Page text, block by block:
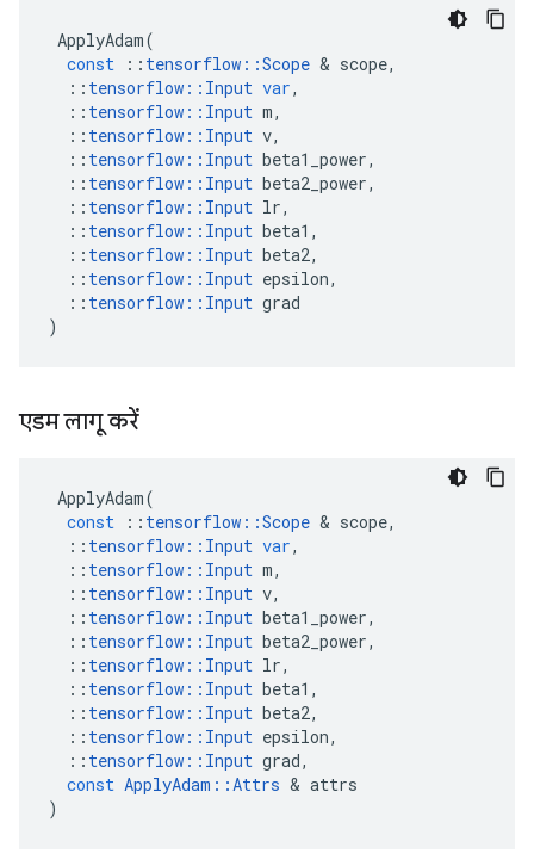
ApplyAdam(
const
:: tensorflow ::Scope & scope,
:: tensorflow :: Input var,
:: tensorflow :: Input m,
:: tensorflow :: Input v,
:: tensorflow :: Input beta1_power,
:: tensorflow :: Input beta2_power,
:: tensorflow :: Input lr,
:: tensorflow :: Input beta1 ,
:: tensorflow :: Input beta2,
:: tensorflow :: Input epsilon,
:: tensorflow :: Input grad
)
एडम लागू करें
ApplyAdam(
const
:: tensorflow ::Scope & scope,
:: tensorflow :: Input var,
:: tensorflow :: Input m,
:: tensorflow :: Input v,
:: tensorflow :: Input beta1_power,
:: tensorflow :: Input beta2_power,
:: tensorflow :: Input lr,
:: tensorflow :: Input beta1 ,
:: tensorflow :: Input beta2,
:: tensorflow :: Input epsilon,
:: tensorflow :: Input grad,
const ApplyAdam ::Attrs & attrs
)